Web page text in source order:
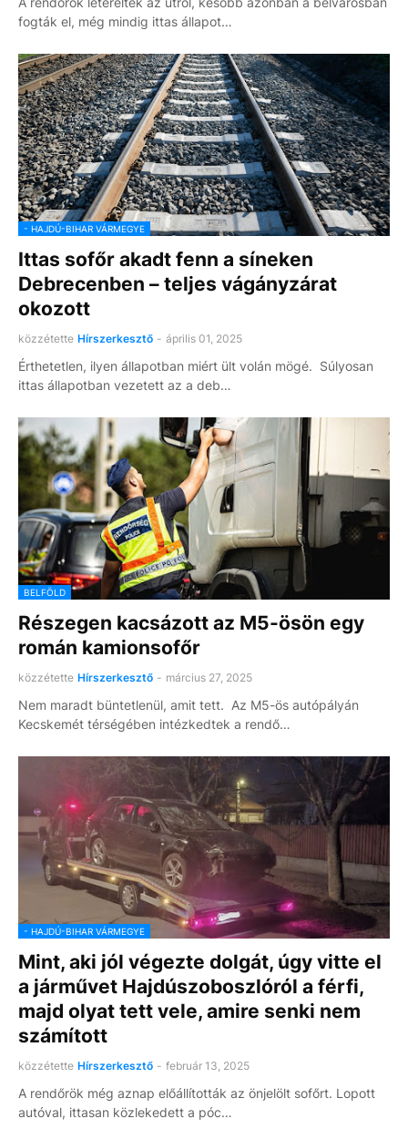
fogták el, még mindig ittas állapot…
- HAJDÚ-BIHAR VÁRMEGYE
Ittas sofőr akadt fenn a síneken
Debrecenben – teljes vágányzárat
okozott
közzétette Hírszerkesztő - április 01, 2025
Érthetetlen, ilyen állapotban miért ült volán mögé. Súlyosan
ittas állapotban vezetett az a deb…
BELFÖLD
Részegen kacsázott az M5-ösön egy
román kamionsofőr
közzétette Hírszerkesztő - március 27, 2025
Nem maradt büntetlenül, amit tett. Az M5-ös autópályán
Kecskemét térségében intézkedtek a rendő…
- HAJDÚ-BIHAR VÁRMEGYE
Mint, aki jól végezte dolgát, úgy vitte el
a járművet Hajdúszoboszlóról a férfi,
majd olyat tett vele, amire senki nem
számított
közzétette Hírszerkesztő - február 13, 2025
A rendőrök még aznap előállították az önjelölt sofőrt. Lopott
autóval, ittasan közlekedett a póc…